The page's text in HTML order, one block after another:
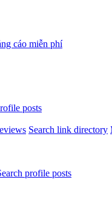
posts
Search link directory
profile posts